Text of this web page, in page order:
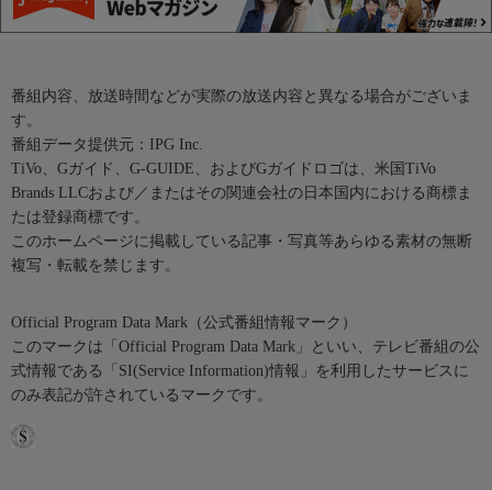
番組内容、放送時間などが実際の放送内容と異なる場合がございま
す。
番組データ提供元：IPG Inc.
TiVo、Gガイド、G-GUIDE、およびGガイドロゴは、米国TiVo
Brands LLCおよび／またはその関連会社の日本国内における商標ま
たは登録商標です。
このホームページに掲載している記事・写真等あらゆる素材の無断
複写・転載を禁じます。
Official Program Data Mark（公式番組情報マーク）
このマークは「Official Program Data Mark」といい、テレビ番組の公
式情報である「SI(Service Information)情報」を利用したサービスに
のみ表記が許されているマークです。